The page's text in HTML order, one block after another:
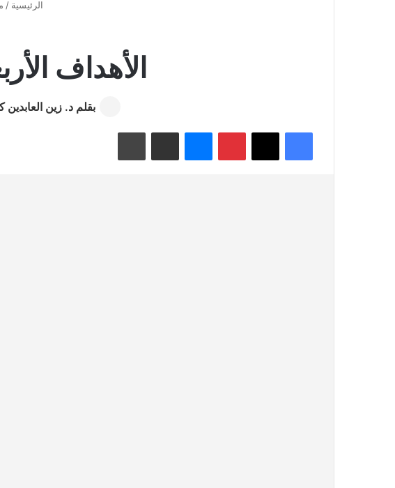
الرئيسية /
الأهداف
بقلم د. زين العابدين
فيسبوك ‫X بينتيريستماسنجر مشاركة عبر البريد طباعة